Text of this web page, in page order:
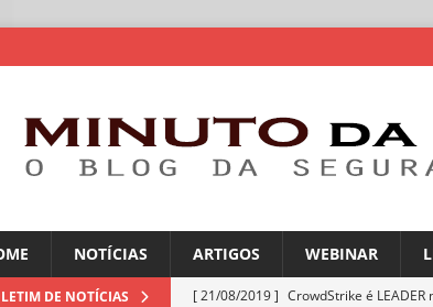
NOTÍCIAS ARTIGOS WEBINAR
DE NOTÍCIAS [ 21/08/2019 ] CrowdStrike é